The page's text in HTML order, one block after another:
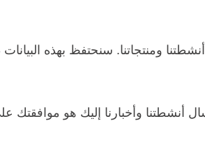
ومنتجاتنا. سنحتفظ بهذه
أنشطتنا وأخبارنا إليك هو